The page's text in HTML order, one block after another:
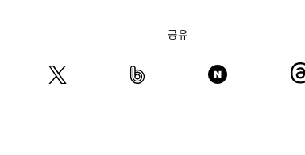
공유